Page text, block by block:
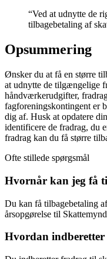
“Ved at udnytte de
tilbagebetaling af
Opsummering
Ønsker du at få en større
at udnytte de tilgængelige
håndværkerudgifter,
fagforeningskontingent er
dig af. Husk at opdatere
identificere de fradrag, du
fradrag kan du få større
Ofte stillede spørgsmål
Hvornår kan jeg få
Du kan få tilbagebetaling
årsopgørelse til
Hvordan